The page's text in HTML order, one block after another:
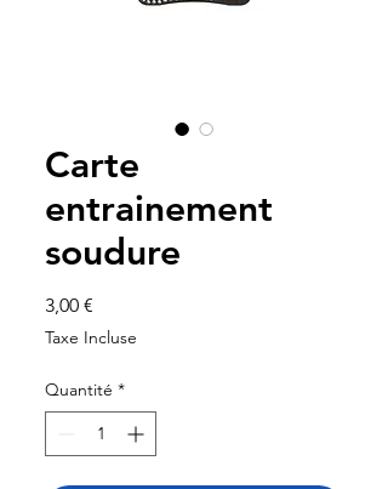
Carte
entrainement
soudure
3,00 €
Taxe Incluse
Quantité *